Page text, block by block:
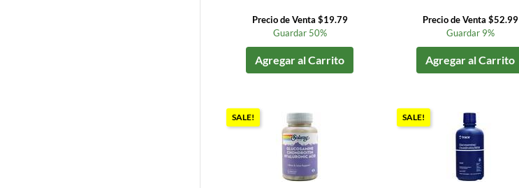
Precio de Venta $19.79
Guardar 50%
Agregar al Carrito
Precio de Venta $52.99
Guardar 9%
Agregar al Carrito
SALE! SALE!